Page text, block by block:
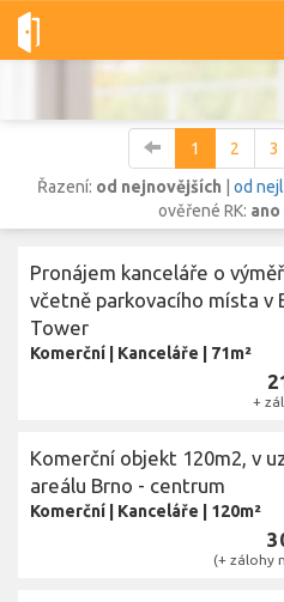
Dobré-nemovitosti.cz obec
obec
Lokalita
1 2
3
Řazení: od nejnovějších od
ověřené RK: ano
Pronájem kanceláře o
včetně parkovacího místa v
Tower
Komerční Kanceláře 71m²
+
Komerční objekt 120m2, v
areálu Brno - centrum
Komerční Kanceláře 120m²
(+ zálohy